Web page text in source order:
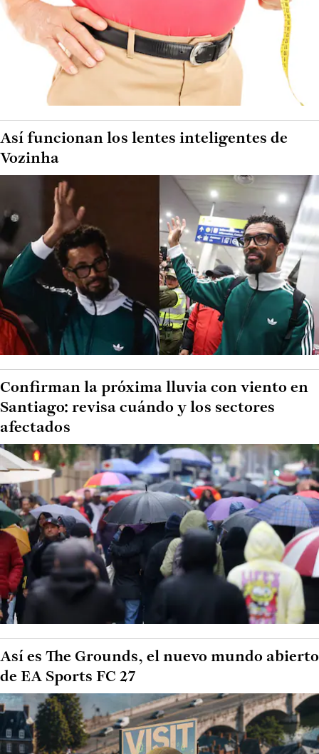
Así funcionan los lentes inteligentes de
Vozinha
Confirman la próxima lluvia con viento en
Santiago: revisa cuándo y los sectores
afectados
Así es The Grounds, el nuevo mundo abierto
de EA Sports FC 27